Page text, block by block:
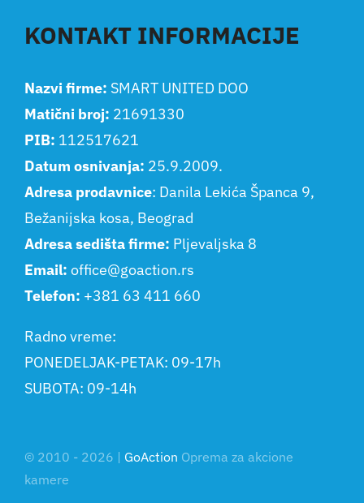
KONTAKT INFORMACIJE
Nazvi firme: SMART UNITED DOO
Matični broj: 21691330
PIB: 112517621
Datum osnivanja: 25.9.2009.
Adresa prodavnice: Danila Lekića Španca 9,
Bežanijska kosa, Beograd
Adresa sedišta firme: Pljevaljska 8
Email: office@goaction.rs
Telefon: +381 63 411 660
Radno vreme:
PONEDELJAK-PETAK: 09-17h
SUBOTA: 09-14h
© 2010 - 2026 | GoAction Oprema za akcione
kamere